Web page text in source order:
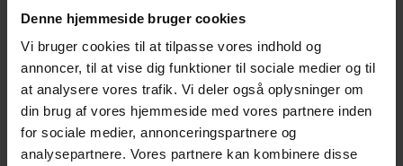
Denne hjemmeside bruger cookies
Vi bruger cookies til at tilpasse vores indhold og
annoncer, til at vise dig funktioner til sociale medier og til
at analysere vores trafik. Vi deler også oplysninger om
din brug af vores hjemmeside med vores partnere inden
for sociale medier, annonceringspartnere og
analysepartnere. Vores partnere kan kombinere disse
Fristen for at søge om momsrefusion i
udlandet nærmer sig.
Læs mere